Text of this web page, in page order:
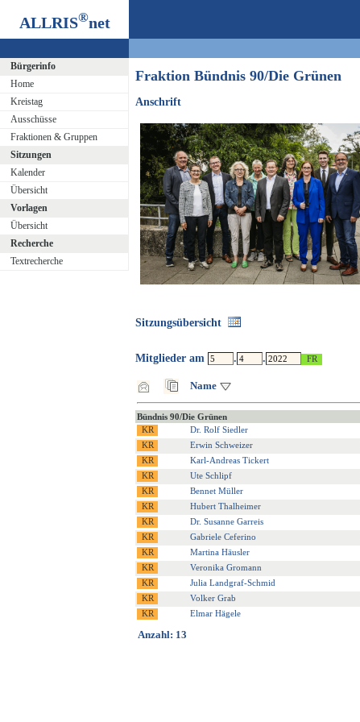
ALLRIS®net
Bürgerinfo
Home
Kreistag
Ausschüsse
Fraktionen & Gruppen
Sitzungen
Kalender
Übersicht
Vorlagen
Übersicht
Recherche
Textrecherche
Fraktion Bündnis 90/Die Grünen
Anschrift
Sitzungsübersicht
Mitglieder am . .
Name
Bündnis 90/Die Grünen
Dr. Rolf Siedler
Erwin Schweizer
Karl-Andreas Tickert
Ute Schlipf
Bennet Müller
Hubert Thalheimer
Dr. Susanne Garreis
Gabriele Ceferino
Martina Häusler
Veronika Gromann
Julia Landgraf-Schmid
Volker Grab
Elmar Hägele
Anzahl: 13